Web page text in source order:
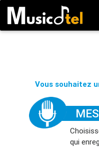
Vous souhaitez
qui